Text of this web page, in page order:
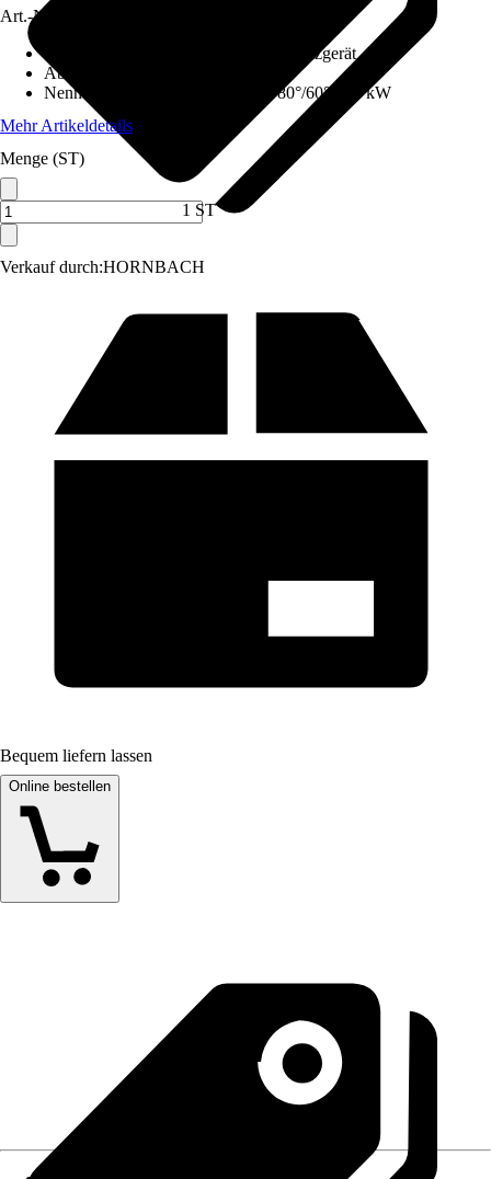
Verkauf durch:HORNBACH
Art.-Nr.
Set, Gas-Kombi-Wandheizgerät
Abgasanschluss
Nennwärmeleistung (Heizbetrieb 80°/60°)
25 kW
Mehr Artikeldetails
Menge (ST)
1 ST
Bequem liefern lassen
Online bestellen